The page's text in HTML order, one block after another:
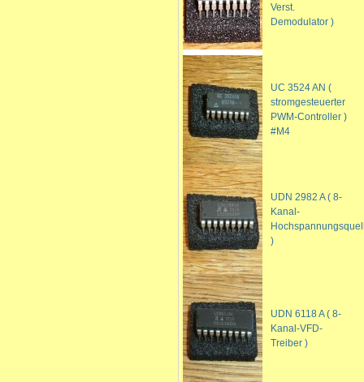
Verst.
Demodulator )
UC 3524 AN (
stromgesteuerter
PWM-Controller )
#M4
UDN 2982 A ( 8-
Kanal-
)
UDN 6118 A ( 8-
Kanal-VFD-
Treiber )